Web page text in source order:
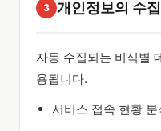
3 개인정보의 수집
자동 수집되는 비식별
용됩니다.
서비스 접속 현황